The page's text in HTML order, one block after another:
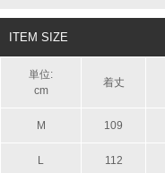
ITEM SIZE
単位:
cm
着丈
M 109
L 112